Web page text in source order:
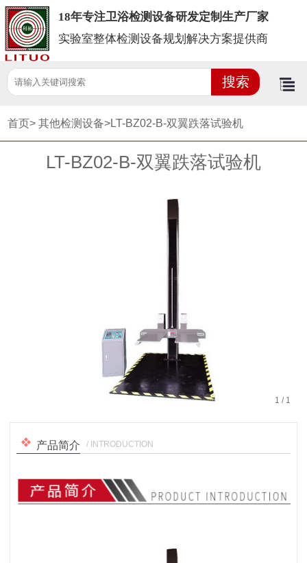
18年专注卫浴检测设备研发定制生产厂家
实验室整体检测设备规划解决方案提供商
首页> 其他检测设备>LT-BZ02-B-双翼跌落试验机
LT-BZ02-B-双翼跌落试验机
1 / 1
产品简介 / INTRODUCTION